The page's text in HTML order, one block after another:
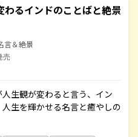
わるインドのことばと絶景
言＆絶景
売
生観が変わると言う、イン
生を輝かせる名言と癒やしの